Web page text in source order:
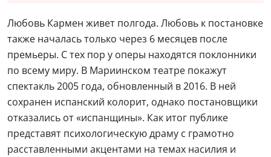
Любовь Кармен живет полгода. Любовь к постановке
также началась только через 6 месяцев после
премьеры. С тех пор у оперы находятся поклонники
по всему миру. В Мариинском театре покажут
спектакль 2005 года, обновленный в 2016. В ней
сохранен испанский колорит, однако постановщики
отказались от «испанщины». Как итог публике
представят психологическую драму с грамотно
расставленными акцентами на темах насилия и